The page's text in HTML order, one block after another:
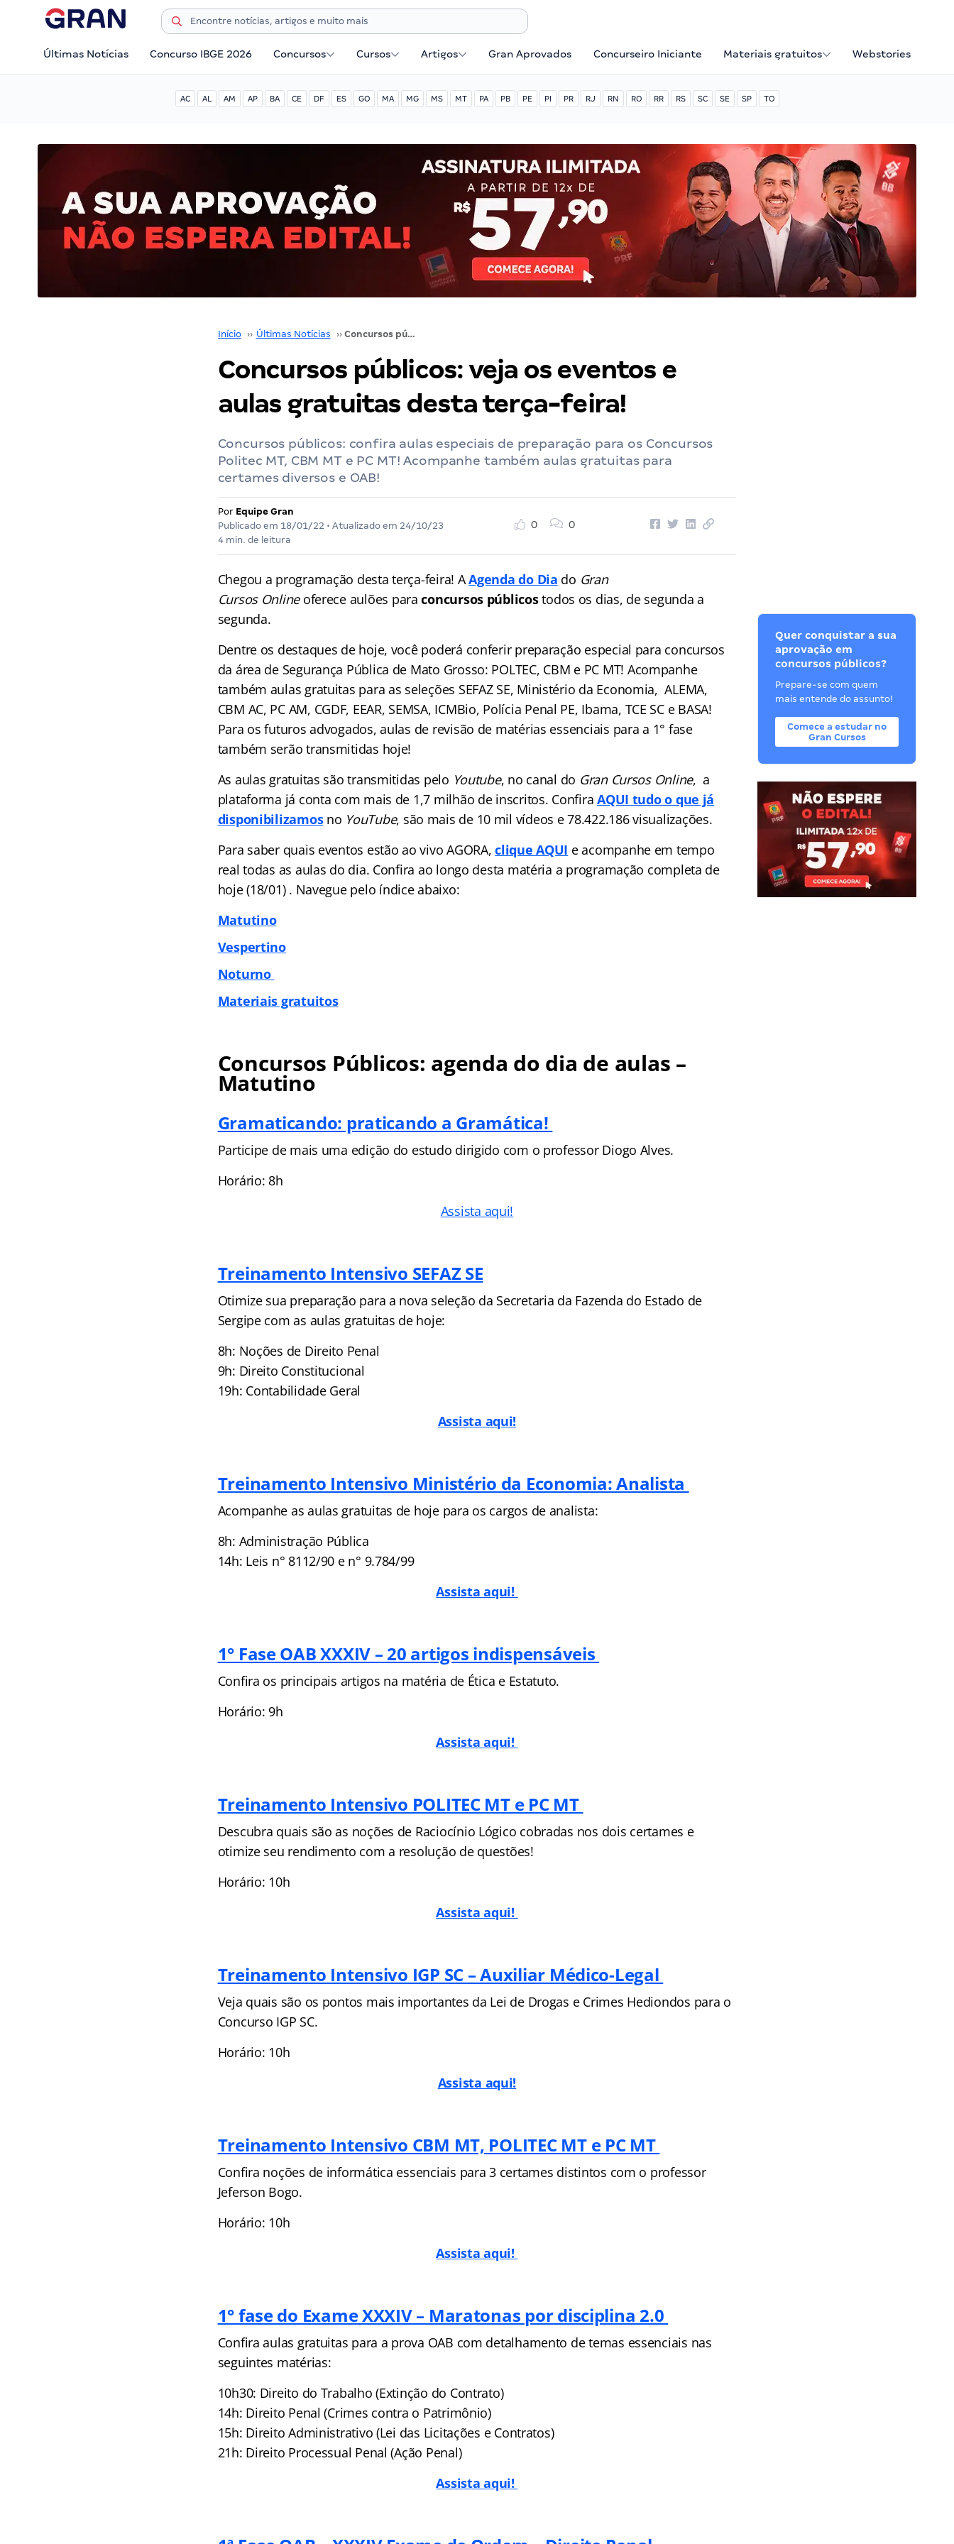
Últimas Notícias Concurso IBGE 2026 Concursos Cursos Artigos Gran Aprovados Concurseiro Iniciante Materiais gratuitos Webstories
AC AL AM AP BA CE DF ES GO MA MG MS MT PA PB PE PI PR RJ RN RO RR RS SC SE SP TO
Início ›› Últimas Notícias ›› Concursos públicos: veja os eventos e aulas gratuitas desta terça-feira!
Concursos públicos: veja os eventos e
aulas gratuitas desta terça-feira!
Concursos públicos: confira aulas especiais de preparação para os Concursos
Politec MT, CBM MT e PC MT! Acompanhe também aulas gratuitas para
certames diversos e OAB!
Por Equipe Gran
Publicado em 18/01/22 • Atualizado em 24/10/23
4 min. de leitura
0 0
Chegou a programação desta terça-feira! AAgenda do Dia do Gran
Cursos Online oferece aulões paraconcursos públicostodos os dias, de segunda a
segunda.
Dentre os destaques de hoje, você poderá conferir preparação especial para concursos
da área de Segurança Pública de Mato Grosso: POLTEC, CBM e PC MT! Acompanhe
também aulas gratuitas para as seleções SEFAZ SE, Ministério da Economia, ALEMA,
CBM AC, PC AM, CGDF, EEAR, SEMSA, ICMBio, Polícia Penal PE, Ibama, TCE SC e BASA!
Para os futuros advogados, aulas de revisão de matérias essenciais para a 1° fase
também serão transmitidas hoje!
As aulas gratuitas são transmitidas pelo Youtube, no canal do Gran Cursos Online, a
plataforma já conta com mais de 1,7 milhão de inscritos. ConfiraAQUI tudo o que já
disponibilizamosno YouTube, são mais de 10 mil vídeos e 78.422.186 visualizações.
Para saber quais eventos estão ao vivo AGORA,clique AQUI e acompanhe em tempo
real todas as aulas do dia. Confira ao longo desta matéria a programação completa de
hoje (18/01) . Navegue pelo índiceabaixo:
Matutino
Vespertino
Noturno
Materiais gratuitos
Concursos Públicos: agenda do dia de aulas –
Matutino
Gramaticando: praticando a Gramática!
Participe de mais uma edição do estudo dirigido com o professor Diogo Alves.
Horário: 8h
Assista aqui!
Treinamento Intensivo SEFAZ SE
Otimize sua preparação para a nova seleção da Secretaria da Fazenda do Estado de
Sergipe com as aulas gratuitas de hoje:
8h: Noções de Direito Penal
9h: Direito Constitucional
19h: Contabilidade Geral
Assista aqui!
Treinamento Intensivo Ministério da Economia: Analista
Acompanhe as aulas gratuitas de hoje para os cargos de analista:
8h: Administração Pública
14h: Leis n° 8112/90 e n° 9.784/99
Assista aqui!
1° Fase OAB XXXIV – 20 artigos indispensáveis
Confira os principais artigos na matéria de Ética e Estatuto.
Horário: 9h
Assista aqui!
Treinamento Intensivo POLITEC MT e PC MT
Descubra quais são as noções de Raciocínio Lógico cobradas nos dois certames e
otimize seu rendimento com a resolução de questões!
Horário: 10h
Assista aqui!
Treinamento Intensivo IGP SC – Auxiliar Médico-Legal
Veja quais são os pontos mais importantes da Lei de Drogas e Crimes Hediondos para o
Concurso IGP SC.
Horário: 10h
Assista aqui!
Treinamento Intensivo CBM MT, POLITEC MT e PC MT
Confira noções de informática essenciais para 3 certames distintos com o professor
Jeferson Bogo.
Horário: 10h
Assista aqui!
1° fase do Exame XXXIV – Maratonas por disciplina 2.0
Confira aulas gratuitas para a prova OAB com detalhamento de temas essenciais nas
seguintes matérias:
10h30: Direito do Trabalho (Extinção do Contrato)
14h: Direito Penal (Crimes contra o Patrimônio)
15h: Direito Administrativo (Lei das Licitações e Contratos)
21h: Direito Processual Penal (Ação Penal)
Assista aqui!
Quer conquistar a sua
aprovação em
concursos públicos?
Prepare-se com quem
mais entende do assunto!
Comece a estudar no
Gran Cursos